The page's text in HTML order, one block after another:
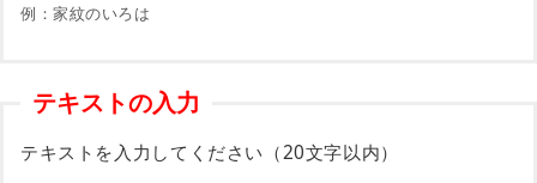
例：家紋のいろは
テキストの入力
テキストを入力してください（20文字以内）